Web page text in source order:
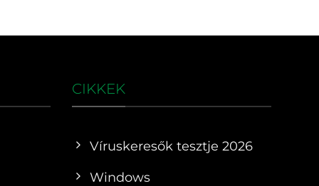
CIKKEK
Víruskeresők tesztje 2026
Windows